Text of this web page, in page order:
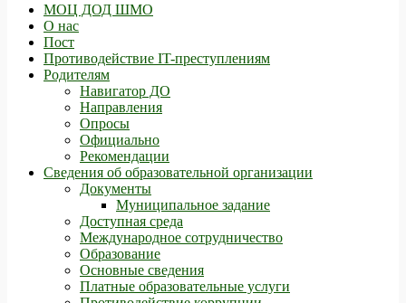
МОЦ ДОД ШМО
О нас
Пост
Противодействие IT-преступлениям
Родителям
Навигатор ДО
Направления
Опросы
Официально
Рекомендации
Сведения об образовательной организации
Документы
Муниципальное задание
Доступная среда
Международное сотрудничество
Образование
Основные сведения
Платные образовательные услуги